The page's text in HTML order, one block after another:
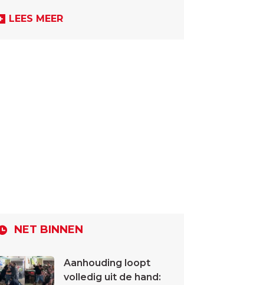
LEES MEER
NET BINNEN
Aanhouding loopt
volledig uit de hand: